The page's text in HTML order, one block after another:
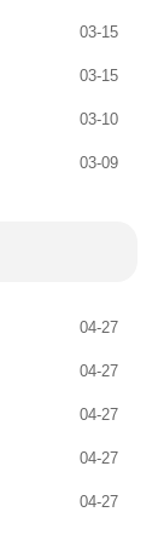
03-15
03-15
03-10
03-09
04-27
04-27
04-27
04-27
04-27